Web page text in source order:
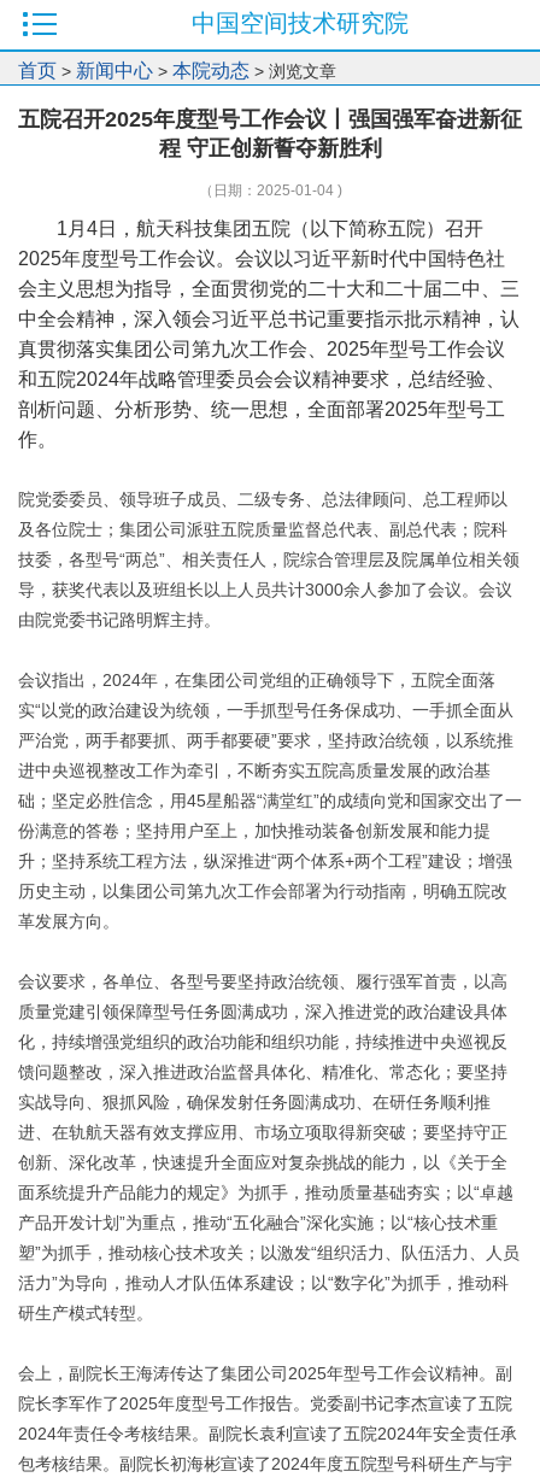
中国空间技术研究院
首页 > 新闻中心 > 本院动态 > 浏览文章
五院召开2025年度型号工作会议丨强国强军奋进新征
程 守正创新誓夺新胜利
（日期：2025-01-04 )
1月4日，航天科技集团五院（以下简称五院）召开
2025年度型号工作会议。会议以习近平新时代中国特色社
会主义思想为指导，全面贯彻党的二十大和二十届二中、三
中全会精神，深入领会习近平总书记重要指示批示精神，认
真贯彻落实集团公司第九次工作会、2025年型号工作会议
和五院2024年战略管理委员会会议精神要求，总结经验、
剖析问题、分析形势、统一思想，全面部署2025年型号工
作。
院党委委员、领导班子成员、二级专务、总法律顾问、总工程师以
及各位院士；集团公司派驻五院质量监督总代表、副总代表；院科
技委，各型号“两总”、相关责任人，院综合管理层及院属单位相关领
导，获奖代表以及班组长以上人员共计3000余人参加了会议。会议
由院党委书记路明辉主持。
会议指出，2024年，在集团公司党组的正确领导下，五院全面落
实“以党的政治建设为统领，一手抓型号任务保成功、一手抓全面从
严治党，两手都要抓、两手都要硬”要求，坚持政治统领，以系统推
进中央巡视整改工作为牵引，不断夯实五院高质量发展的政治基
础；坚定必胜信念，用45星船器“满堂红”的成绩向党和国家交出了一
份满意的答卷；坚持用户至上，加快推动装备创新发展和能力提
升；坚持系统工程方法，纵深推进“两个体系+两个工程”建设；增强
历史主动，以集团公司第九次工作会部署为行动指南，明确五院改
革发展方向。
会议要求，各单位、各型号要坚持政治统领、履行强军首责，以高
质量党建引领保障型号任务圆满成功，深入推进党的政治建设具体
化，持续增强党组织的政治功能和组织功能，持续推进中央巡视反
馈问题整改，深入推进政治监督具体化、精准化、常态化；要坚持
实战导向、狠抓风险，确保发射任务圆满成功、在研任务顺利推
进、在轨航天器有效支撑应用、市场立项取得新突破；要坚持守正
创新、深化改革，快速提升全面应对复杂挑战的能力，以《关于全
面系统提升产品能力的规定》为抓手，推动质量基础夯实；以“卓越
产品开发计划”为重点，推动“五化融合”深化实施；以“核心技术重
塑”为抓手，推动核心技术攻关；以激发“组织活力、队伍活力、人员
活力”为导向，推动人才队伍体系建设；以“数字化”为抓手，推动科
研生产模式转型。
会上，副院长王海涛传达了集团公司2025年型号工作会议精神。副
院长李军作了2025年度型号工作报告。党委副书记李杰宣读了五院
2024年责任令考核结果。副院长袁利宣读了五院2024年安全责任承
包考核结果。副院长初海彬宣读了2024年度五院型号科研生产与宇